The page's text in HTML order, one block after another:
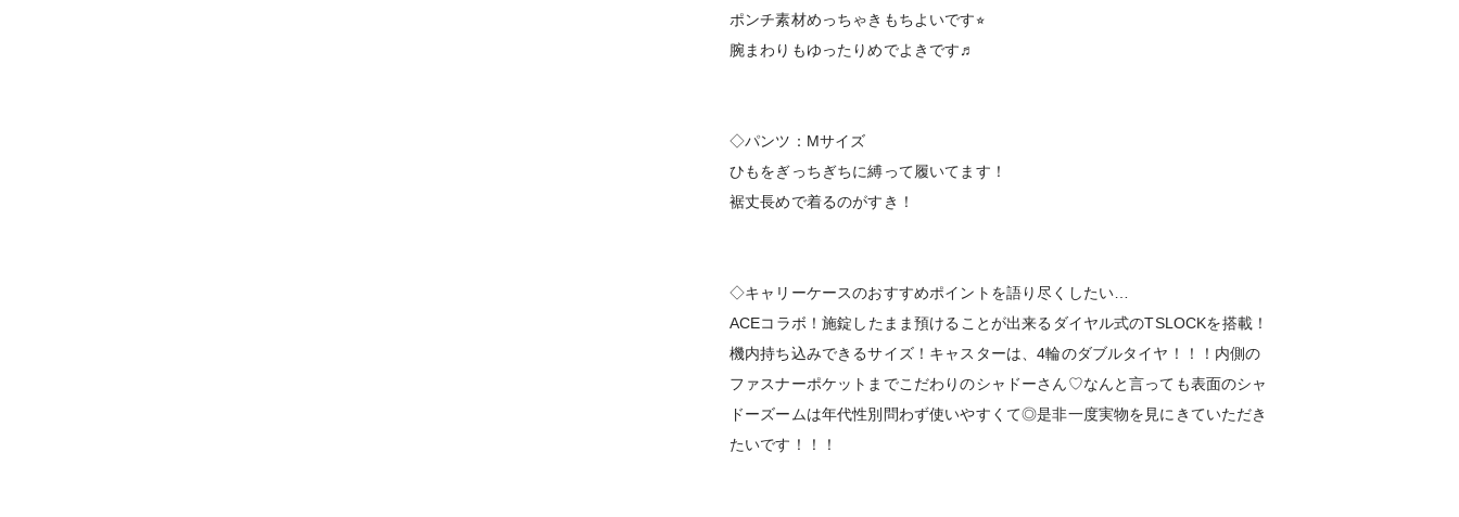
ポンチ素材めっちゃきもちよいです⭐︎
腕まわりもゆったりめでよきです♬
◇パンツ：Mサイズ
ひもをぎっちぎちに縛って履いてます！
裾丈長めで着るのがすき！
◇キャリーケースのおすすめポイントを語り尽くしたい…
ACEコラボ！施錠したまま預けることが出来るダイヤル式のTSLOCKを搭載！
機内持ち込みできるサイズ！キャスターは、4輪のダブルタイヤ！！！内側の
ファスナーポケットまでこだわりのシャドーさん♡なんと言っても表面のシャ
ドーズームは年代性別問わず使いやすくて◎是非一度実物を見にきていただき
たいです！！！